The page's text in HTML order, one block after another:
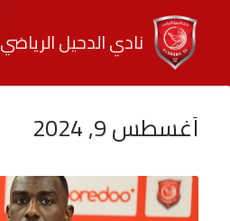
نادي الدحيل الرياضي
أغسطس 9, 2024